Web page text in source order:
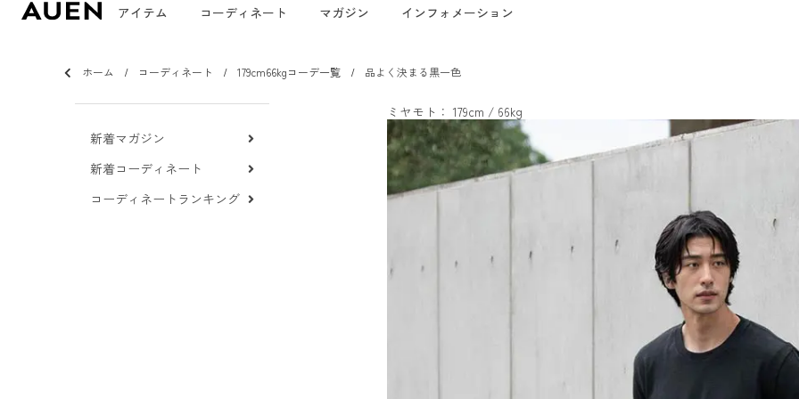
アイテム コーディネート マガジン インフォメーション
ホーム コーディネート 179cm66kgコーデ一覧 品よく決まる黒一色
新着マガジン
新着コーディネート
コーディネートランキング
ミヤモト： 179cm / 66kg